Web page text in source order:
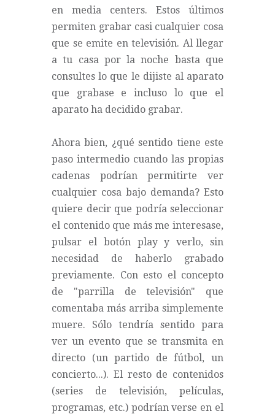
en media centers. Estos últimos
permiten grabar casi cualquier cosa
que se emite en televisión. Al llegar
a tu casa por la noche basta que
consultes lo que le dijiste al aparato
que grabase e incluso lo que el
aparato ha decidido grabar.
Ahora bien, ¿qué sentido tiene este
paso intermedio cuando las propias
cadenas podrían permitirte ver
cualquier cosa bajo demanda? Esto
quiere decir que podría seleccionar
el contenido que más me interesase,
pulsar el botón play y verlo, sin
necesidad de haberlo grabado
previamente. Con esto el concepto
de "parrilla de televisión" que
comentaba más arriba simplemente
muere. Sólo tendría sentido para
ver un evento que se transmita en
directo (un partido de fútbol, un
concierto...). El resto de contenidos
(series de televisión, películas,
programas, etc.) podrían verse en el